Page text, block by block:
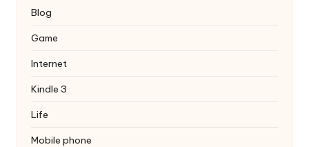
Blog
Game
Internet
Kindle 3
Life
Mobile phone